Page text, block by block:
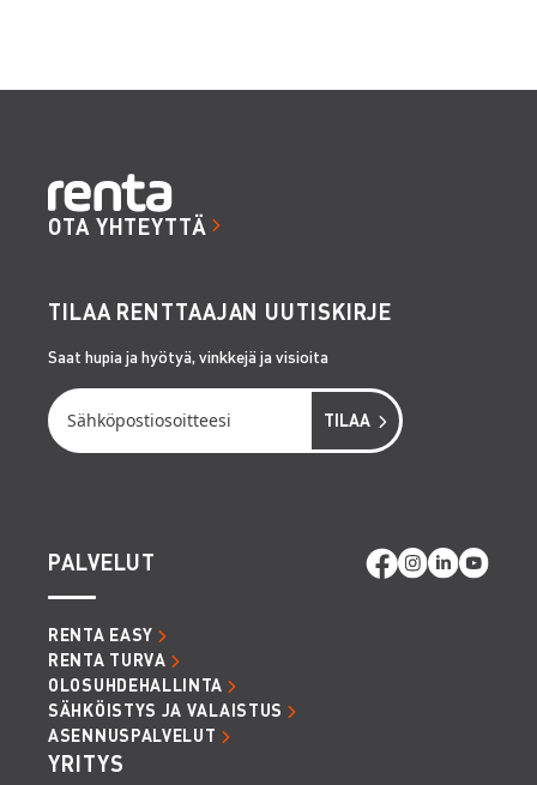
OTA YHTEYTTÄ
TILAA RENTTAAJAN UUTISKIRJE
Saat hupia ja hyötyä, vinkkejä ja visioita
PALVELUT
RENTA EASY
RENTA TURVA
OLOSUHDEHALLINTA
SÄHKÖISTYS JA VALAISTUS
ASENNUSPALVELUT
YRITYS